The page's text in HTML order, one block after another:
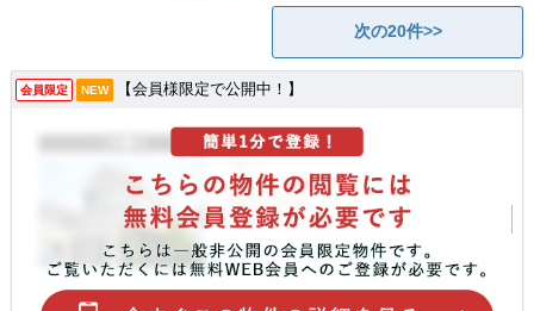
次の20件>>
会員限定 NEW 【会員様限定で公開中！】